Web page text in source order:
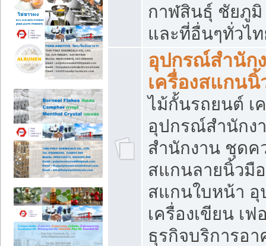
กาฬสินธุ์ ชัยภู
และที่อื่นๆทั่วไ
อุปกรณ์สำนัก
เครื่องสแกนนิ้
ไม้กั้นรถยนต์ เ
อุปกรณ์สำนักง
สำนักงาน ชุดค
สแกนลายนิ้วมื
สแกนใบหน้า
เครื่องเขียน เ
ธุรกิจบริการอ